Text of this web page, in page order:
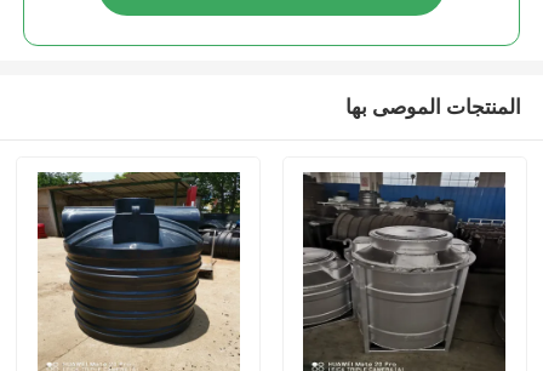
المنتجات الموصى بها